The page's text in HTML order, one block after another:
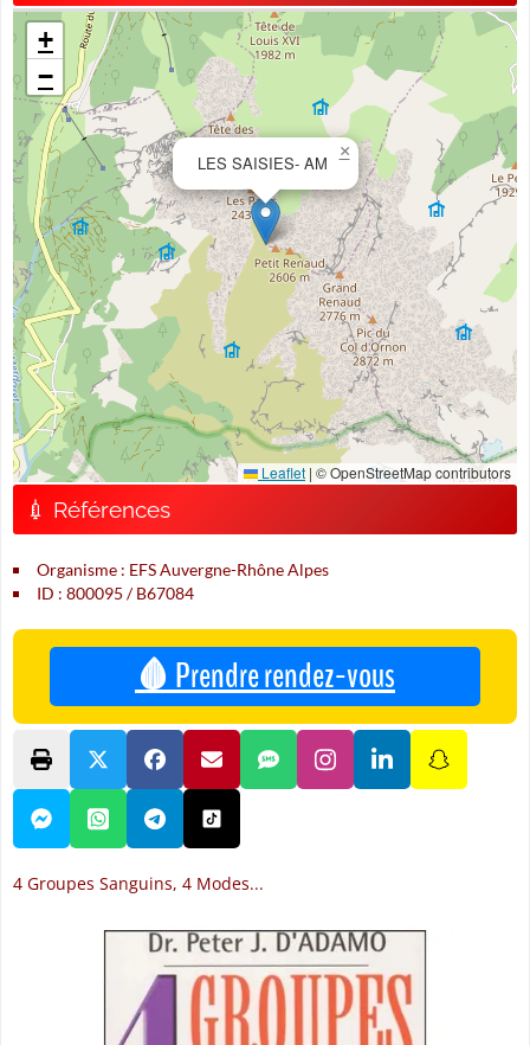
LES SAISIES- AM
×
+
−
Leaflet | © OpenStreetMap contributors
💉 Références
Organisme : EFS Auvergne-Rhône Alpes
ID : 800095 / B67084
🩸 Prendre rendez-vous
4 Groupes Sanguins, 4 Modes...